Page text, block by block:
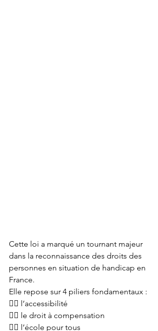
Cette loi a marqué un tournant majeur
dans la reconnaissance des droits des
personnes en situation de handicap en
France.
Elle repose sur 4 piliers fondamentaux :
👉🏾 l’accessibilité
👉🏾 le droit à compensation
👉🏾 l’école pour tous